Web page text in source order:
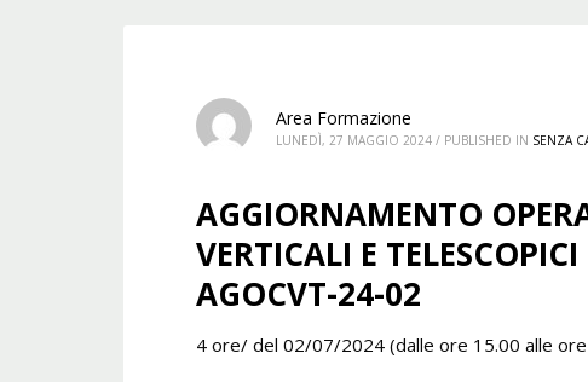
Area Formazione
LUNEDÌ, 27 MAGGIO 2024 / PUBLISHED IN SENZA
AGGIORNAMENTO
VERTICALI E
AGOCVT-24-02
4 ore/ del 02/07/2024 (dalle ore 15.00 alle